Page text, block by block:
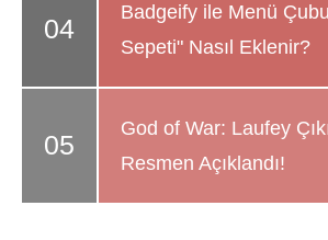
Badgeify ile Menü
Sepeti" Nasıl Eklenir?
God of War: Laufey
Resmen Açıklandı!